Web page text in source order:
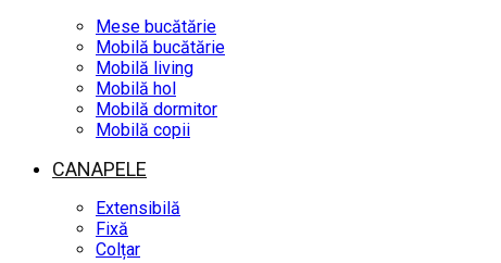
Mese bucătărie
Mobilă bucătărie
Mobilă living
Mobilă hol
Mobilă dormitor
Mobilă copii
CANAPELE
Extensibilă
Fixă
Colțar